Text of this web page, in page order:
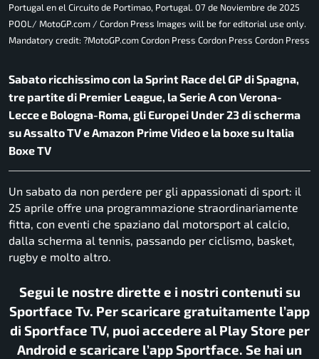
Portugal en el Circuito de Portimao, Portugal. 07 de Noviembre de 2025
POOL/ MotoGP.com / Cordon Press Images will be for editorial use only.
Mandatory credit: ?MotoGP.com Cordon Press Cordon Press Cordon Press
Sabato ricchissimo con la Sprint Race del GP di Spagna,
tre partite di Premier League, la Serie A con Verona-
Lecce e Bologna-Roma, gli Europei Under 23 di scherma
su Assalto TV e Amazon Prime Video e la boxe su Italia
Boxe TV
Un sabato da non perdere per gli appassionati di sport: il
25 aprile offre una programmazione straordinariamente
fitta, con eventi che spaziano dal motorsport al calcio,
dalla scherma al tennis, passando per ciclismo, basket,
rugby e molto altro.
Segui le nostre dirette e i nostri contenuti su
Sportface Tv. Per scaricare gratuitamente l’app
di Sportface TV, puoi accedere al Play Store per
Android e scaricare l’app Sportface. Se hai un